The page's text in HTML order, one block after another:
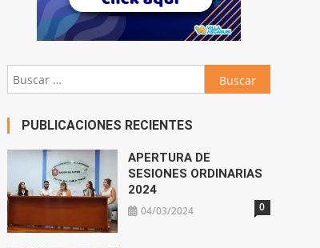
Buscar:
PUBLICACIONES RECIENTES
APERTURA DE
SESIONES ORDINARIAS
2024
04/03/2024 0